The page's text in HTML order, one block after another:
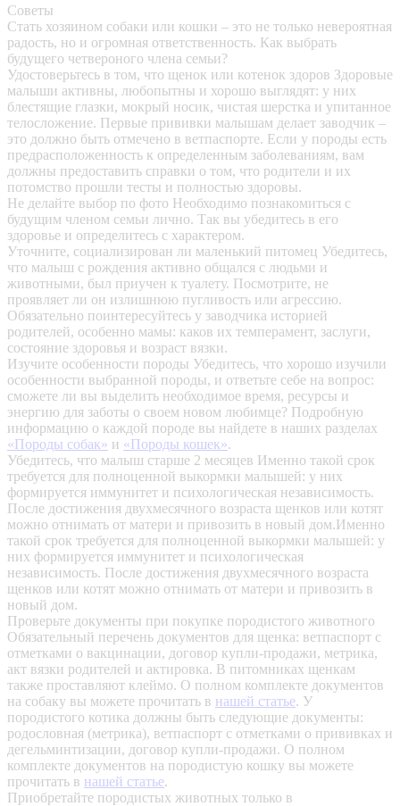
Советы
Стать хозяином собаки или кошки – это не только невероятная
радость, но и огромная ответственность. Как выбрать
будущего четвероного члена семьи?
Удостоверьтесь в том, что щенок или котенок здоров Здоровые
малыши активны, любопытны и хорошо выглядят: у них
блестящие глазки, мокрый носик, чистая шерстка и упитанное
телосложение. Первые прививки малышам делает заводчик –
это должно быть отмечено в ветпаспорте. Если у породы есть
предрасположенность к определенным заболеваниям, вам
должны предоставить справки о том, что родители и их
потомство прошли тесты и полностью здоровы.
Не делайте выбор по фото Необходимо познакомиться с
будущим членом семьи лично. Так вы убедитесь в его
здоровье и определитесь с характером.
Уточните, социализирован ли маленький питомец Убедитесь,
что малыш с рождения активно общался с людьми и
животными, был приучен к туалету. Посмотрите, не
проявляет ли он излишнюю пугливость или агрессию.
Обязательно поинтересуйтесь у заводчика историей
родителей, особенно мамы: каков их темперамент, заслуги,
состояние здоровья и возраст вязки.
Изучите особенности породы Убедитесь, что хорошо изучили
особенности выбранной породы, и ответьте себе на вопрос:
сможете ли вы выделить необходимое время, ресурсы и
энергию для заботы о своем новом любимце? Подробную
информацию о каждой породе вы найдете в наших разделах
«Породы собак» и «Породы кошек».
Убедитесь, что малыш старше 2 месяцев Именно такой срок
требуется для полноценной выкормки малышей: у них
формируется иммунитет и психологическая независимость.
После достижения двухмесячного возраста щенков или котят
можно отнимать от матери и привозить в новый дом.Именно
такой срок требуется для полноценной выкормки малышей: у
них формируется иммунитет и психологическая
независимость. После достижения двухмесячного возраста
щенков или котят можно отнимать от матери и привозить в
новый дом.
Проверьте документы при покупке породистого животного
Обязательный перечень документов для щенка: ветпаспорт с
отметками о вакцинации, договор купли-продажи, метрика,
акт вязки родителей и актировка. В питомниках щенкам
также проставляют клеймо. О полном комплекте документов
на собаку вы можете прочитать в нашей статье. У
породистого котика должны быть следующие документы:
родословная (метрика), ветпаспорт с отметками о прививках и
дегельминтизации, договор купли-продажи. О полном
комплекте документов на породистую кошку вы можете
прочитать в нашей статье.
Приобретайте породистых животных только в